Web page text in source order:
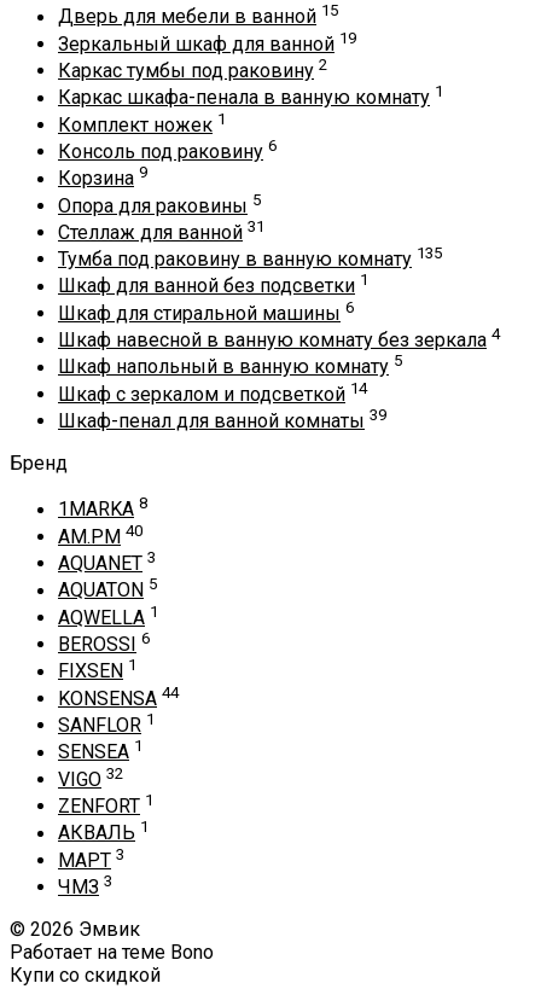
Дверь для мебели в ванной 15
Зеркальный шкаф для ванной 19
Каркас тумбы под раковину 2
Каркас шкафа-пенала в ванную комнату 1
Комплект ножек 1
Консоль под раковину 6
Корзина 9
Опора для раковины 5
Стеллаж для ванной 31
Тумба под раковину в ванную комнату 135
Шкаф для ванной без подсветки 1
Шкаф для стиральной машины 6
Шкаф навесной в ванную комнату без зеркала 4
Шкаф напольный в ванную комнату 5
Шкаф с зеркалом и подсветкой 14
Шкаф-пенал для ванной комнаты 39
Бренд
1MARKA 8
AM.PM 40
AQUANET 3
AQUATON 5
AQWELLA 1
BEROSSI 6
FIXSEN 1
KONSENSA 44
SANFLOR 1
SENSEA 1
VIGO 32
ZENFORT 1
АКВАЛЬ 1
МАРТ 3
ЧМЗ 3
© 2026 Эмвик
Работает на теме Bono
Купи со скидкой